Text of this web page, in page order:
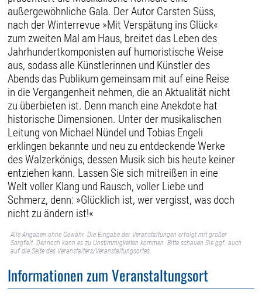
außergewöhnliche Gala. Der Autor Carsten Süss,
nach der Winterrevue »Mit Verspätung ins Glück«
zum zweiten Mal am Haus, breitet das Leben des
Jahrhundertkomponisten auf humoristische Weise
aus, sodass alle Künstlerinnen und Künstler des
Abends das Publikum gemeinsam mit auf eine Reise
in die Vergangenheit nehmen, die an Aktualität nicht
zu überbieten ist. Denn manch eine Anekdote hat
historische Dimensionen. Unter der musikalischen
Leitung von Michael Nündel und Tobias Engeli
erklingen bekannte und neu zu entdeckende Werke
des Walzerkönigs, dessen Musik sich bis heute keiner
entziehen kann. Lassen Sie sich mitreißen in eine
Welt voller Klang und Rausch, voller Liebe und
Schmerz, denn: »Glücklich ist, wer vergisst, was doch
nicht zu ändern ist!«
Alle Angaben ohne Gewähr. Die Eingabe der Veranstaltungen erfolgt mit großer
Sorgfalt. Dennoch kann es zu Unstimmigkeiten kommen. Bitte schauen Sie ggf. auch
auf die Seite des Veranstalters/Veranstaltungsortes.
Informationen zum Veranstaltungsort